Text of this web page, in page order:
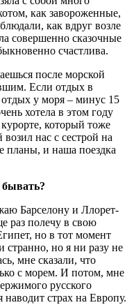
как завороженные,
как вдруг возле
совершенно сказочные
счастлива.
после морской
Если отдых в
отдых у моря – минус 15
хотела в этом году
который тоже
нас с сестрой на
планы, и наша поездка
Барселону и Ллорет-
раз полечу в свою
но в тот момент
странно, но я ни разу не
мне сказали, что
с морем. И потом, мне
русского
наводит страх на Европу.